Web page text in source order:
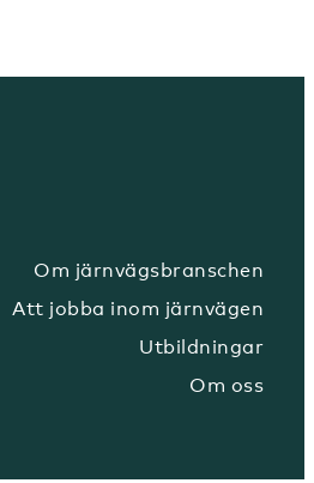
Om järnvägsbranschen
Att jobba inom järnvägen
Utbildningar
Om oss